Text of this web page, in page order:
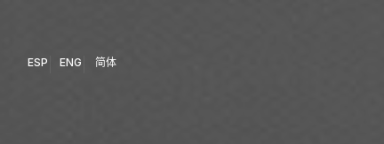
ESP ENG 简体